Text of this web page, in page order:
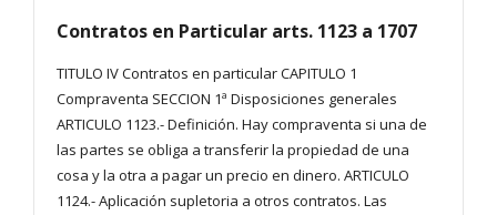
Contratos en Particular arts. 1123 a 1707
TITULO IV Contratos en particular CAPITULO 1
Compraventa SECCION 1ª Disposiciones generales
ARTICULO 1123.- Definición. Hay compraventa si una de
las partes se obliga a transferir la propiedad de una
cosa y la otra a pagar un precio en dinero. ARTICULO
1124.- Aplicación supletoria a otros contratos. Las